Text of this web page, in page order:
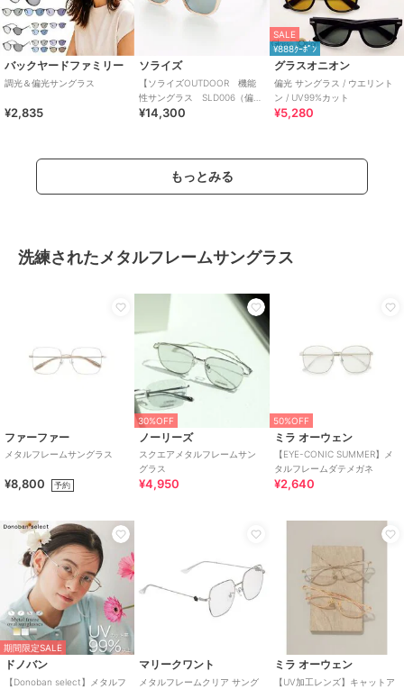
バックヤードファミリー
調光＆偏光サングラス
¥2,835
ソライズ
【ソライズOUTDOOR 機能
性サングラス SLD006（偏光
レンズ）】
¥14,300
SALE
¥888ｸｰﾎﾟﾝ
グラスオニオン
偏光 サングラス / ウエリント
ン / UV99%カット
¥5,280
もっとみる
洗練されたメタルフレームサングラス
ファーファー
メタルフレームサングラス
¥8,800 予約
30%OFF
ノーリーズ
スクエアメタルフレームサン
グラス
¥4,950
50%OFF
ミラ オーウェン
【EYE-CONIC SUMMER】メ
タルフレームダテメガネ
¥2,640
期間限定SALE
ドノバン
【Donoban select】メタルフ
マリークワント
メタルフレームクリア サング
ミラ オーウェン
【UV加工レンズ】キャットア